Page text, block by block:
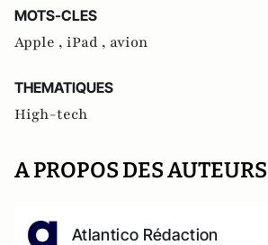
MOTS-CLES
Apple , iPad , avion
THEMATIQUES
High-tech
A PROPOS DES AUTEURS
Atlantico Rédaction